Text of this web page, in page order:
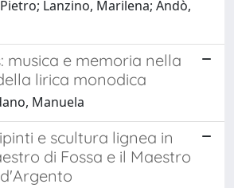
Lanzino, Marilena; Andò,
musica e memoria nella
lirica monodica
Manuela
e scultura lignea in
di Fossa e il Maestro